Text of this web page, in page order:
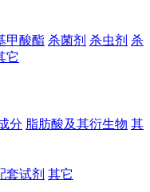
甲酸酯 杀菌剂 杀虫剂 杀
它
分 脂肪酸及其衍生物 其
套试剂 其它